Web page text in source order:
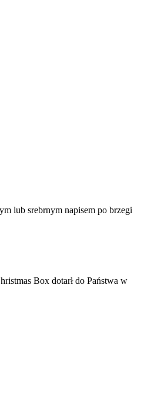
lub srebrnym napisem po brzegi
Box dotarł do Państwa w